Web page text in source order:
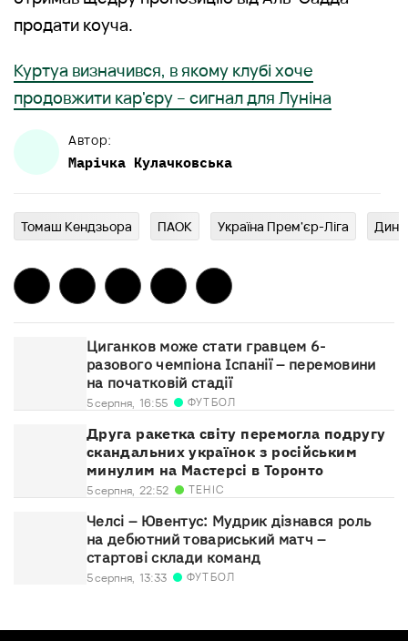
продати коуча.
Куртуа визначився, в якому клубі хоче
продовжити кар'єру – сигнал для Луніна
Автор:
Марічка Кулачковська
Томаш Кендзьора ПАОК Україна Прем'єр-Ліга
Циганков може стати гравцем 6-
разового чемпіона Іспанії – перемовини
на початковій стадії
5 серпня, 16:55 ФУТБОЛ
Друга ракетка світу перемогла подругу
скандальних українок з російським
минулим на Мастерсі в Торонто
5 серпня, 22:52 ТЕНІС
Челсі – Ювентус: Мудрик дізнався роль
на дебютний товариський матч –
стартові склади команд
5 серпня, 13:33 ФУТБОЛ